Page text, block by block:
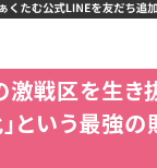
激戦区を生き
という最強の